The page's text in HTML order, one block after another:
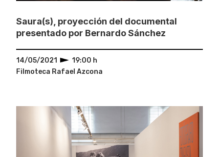
Saura(s), proyección del documental
presentado por Bernardo Sánchez
14/05/2021
19:00 h
Filmoteca Rafael Azcona